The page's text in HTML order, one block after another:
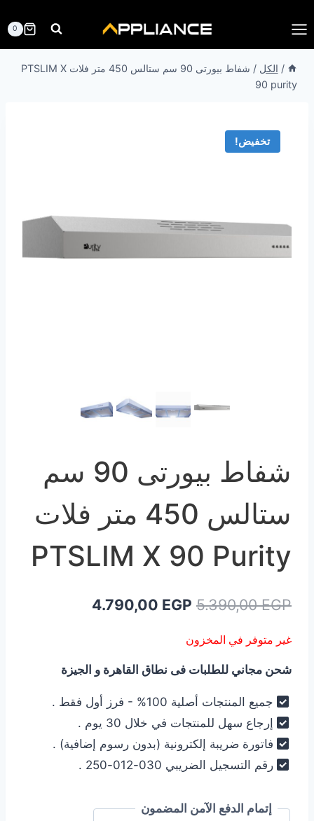
إلى
المحتوى
0
/ الكل /
شفاط بيورتى 90 سم ستالس 450 متر فلات PTSLIM X
90 purity
تخفيض!
شفاط بيورتى 90 سم
ستالس 450 متر فلات
PTSLIM X 90 Purity
5.390,00EGP
السعر
هو:
5.390,00 EGP.
4.790,00 EGP
4.790,00 EGP.
غير متوفر في المخزون
شحن مجاني للطلبات فى نطاق القاهرة و الجيزة
جميع المنتجات أصلية 100% - فرز أول فقط .
إرجاع سهل للمنتجات في خلال 30 يوم .
فاتورة ضريبة إلكترونية (بدون رسوم إضافية) .
رقم التسجيل الضريبي 030-012-250 .
إتمام الدفع الآمن المضمون